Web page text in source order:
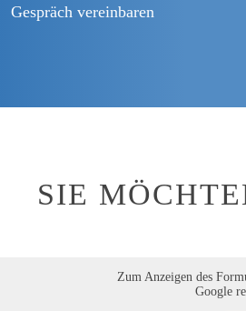
Gespräch vereinbaren
SIE
Zum Anzeigen des
Google